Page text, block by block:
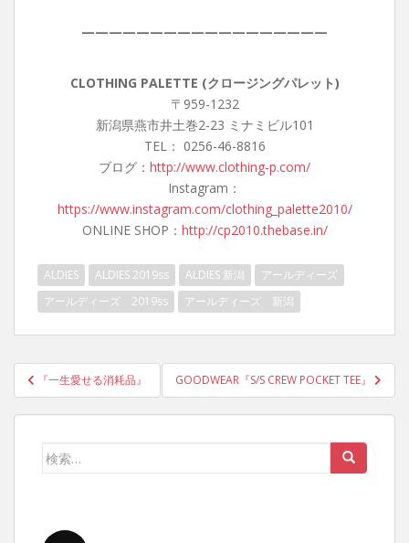
——————————————————
CLOTHING PALETTE (クロージングパレット)
〒959-1232
新潟県燕市井土巻2-23 ミナミビル101
TEL： 0256-46-8816
ブログ： http://www.clothing-p.com/
Instagram：
https://www.instagram.com/clothing_palette2010/
ONLINE SHOP： http://cp2010.thebase.in/
ALDIES ALDIES 2019ss ALDIES 新潟
アールディーズ
アールディーズ 2019ss
アールディーズ 新潟
投
稿
ナ
『一生愛せる消耗品』 GOODWEAR『S/S CREW POCKET TEE』
検